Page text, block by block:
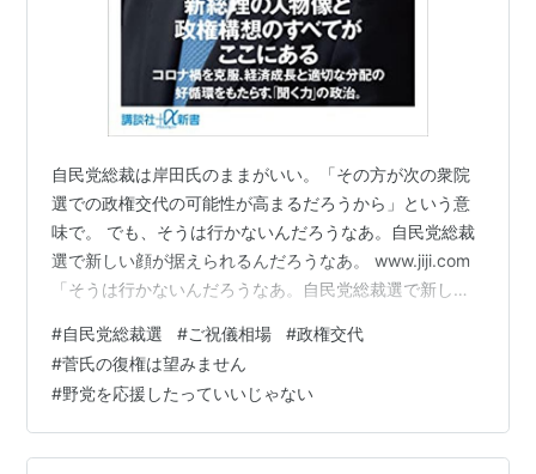
自民党総裁は岸田氏のままがいい。「その方が次の衆院
選での政権交代の可能性が高まるだろうから」という意
味で。 でも、そうは行かないんだろうなあ。自民党総裁
選で新しい顔が据えられるんだろうなあ。 www.jiji.com
「そうは行かないんだろうなあ。自民党総裁選で新しい
外れになってくれて全然構わない。うれしい誤算を期待
したい。 前回も前々回も自民党総裁選はお昼のワイドシ
ョーが取り上げまくっていた。前々回の菅氏の時は「パ
ンケーキおじさん」前回の岸田氏の時は「聞く力」詳し
くないのでネット記事の受け売りだが、自民党と協力関
#自民党総裁選 #ご祝儀相場 #政権交代
#菅氏の復権は望みません
#野党を応援したっていいじゃない